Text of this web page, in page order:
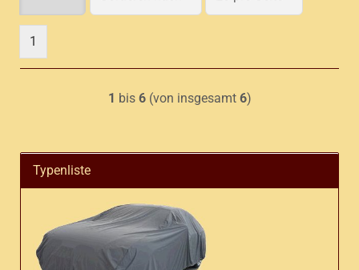
1
1 bis 6(von insgesamt 6)
Typenliste